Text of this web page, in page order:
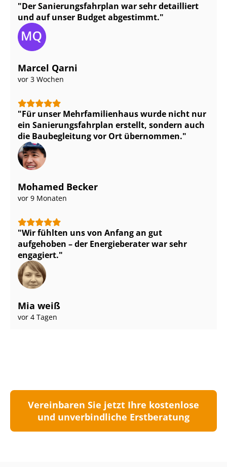
Der Sa­nie­rungs­fahr­plan war sehr detailliert
und auf unser Budget abgestimmt.
Marcel Qarni
vor 3 Wochen
Für unser Mehr­fa­mi­li­en­haus wurde nicht nur
ein Sa­nie­rungs­fahr­plan erstellt, sondern auch
die Baubegleitung vor Ort übernommen.
Mohamed Becker
vor 9 Monaten
Wir fühlten uns von Anfang an gut
aufgehoben – der Energieberater war sehr
engagiert.
Mia weiß
vor 4 Tagen
Vereinbaren Sie jetzt Ihre kostenlose
und unverbindliche Erstberatung